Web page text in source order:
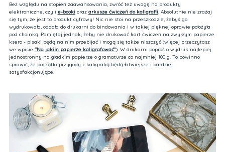
Bez względu na stopień zaawansowania, zwróć też uwagę na produkty
elektroniczne, czyli e-bookioraz arkusze ćwiczeń do kaligrafii. Absolutnie nie zrażaj
się tym, że jest to produkt cyfrowy! Nic nie stoi na przeszkodzie, żebyś go
wydrukowała, oddała do drukarni do bindowania i w takiej pięknej oprawie położyła
pod choinką. Pamiętaj jednak, żeby nie drukować kart ćwiczeń na zwykłym papierze
ksero - pisaki będą na nim przebijać i mogą się także niszczyć (więcej przeczytasz
we wpisie "Na jakim papierze kaligrafować"). W drukarni poproś o wydruk najlepiej
jednostronny na gładkim papierze o gramaturze co najmniej 100 g. To powinno
sprawić, że początki przygody z kaligrafią będą łatwiejsze i bardziej
satysfakcjonujące.